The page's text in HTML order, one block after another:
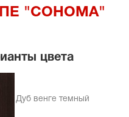
"СОНОМА"
цвета
Дуб венге темный